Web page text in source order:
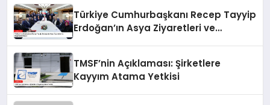
Türkiye Cumhurbaşkanı Recep Tayyip
Erdoğan’ın Asya Ziyaretleri ve
TMSF’nin Açıklaması: Şirketlere
Kayyım Atama Yetkisi